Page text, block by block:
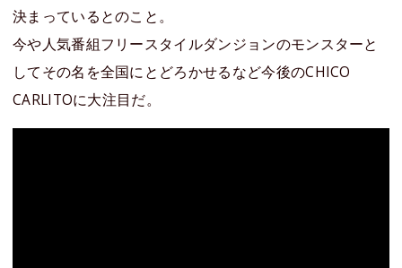
決まっているとのこと。
今や人気番組フリースタイルダンジョンのモンスターと
してその名を全国にとどろかせるなど今後のCHICO
CARLITOに大注目だ。